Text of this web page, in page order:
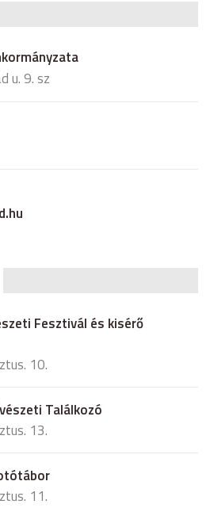
u. 9. sz
Fesztivál és kisérő
10.
Találkozó
13.
11.